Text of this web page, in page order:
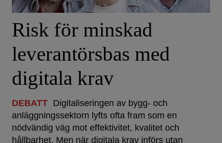
Risk för minskad
leverantörsbas med
digitala krav
DEBATT Digitaliseringen av bygg- och
anläggningssektorn lyfts ofta fram som en
nödvändig väg mot effektivitet, kvalitet och
hållbarhet. Men när digitala krav införs utan